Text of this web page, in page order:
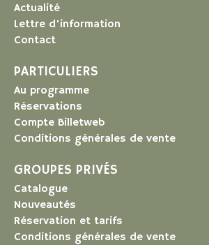
Actualité
Lettre d'information
Contact
PARTICULIERS
Au programme
Réservations
Compte Billetweb
Conditions générales de vente
GROUPES PRIVÉS
Catalogue
Nouveautés
Réservation et tarifs
Conditions générales de vente